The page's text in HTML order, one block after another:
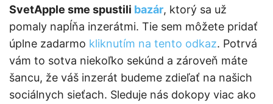
SvetApple sme spustili bazár, ktorý sa už
pomaly napĺňa inzerátmi. Tie sem môžete pridať
úplne zadarmo kliknutím na tento odkaz. Potrvá
vám to sotva niekoľko sekúnd a zároveň máte
šancu, že váš inzerát budeme zdieľať na našich
sociálnych sieťach. Sleduje nás dokopy viac ako